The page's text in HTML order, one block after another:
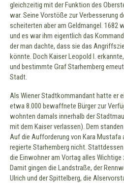
gleichzeitig mit der Funktion des
war. Seine Vorstöße zur Verbesserung
scheiterten aber am Geldmangel. 1682
und es war ihm eigentlich das
der man dachte, dass sie das
könnte. Doch Kaiser Leopold I.
und bestimmte Graf Starhemberg
Stadt.
Als Wiener Stadtkommandant hatte er
etwa 8.000 bewaffnete Bürger zur
wohnten damals innerhalb der
mit dem Kaiser verlassen). Dem
Auf die Aufforderung von Kara Mustafa
regierte Starhemberg nicht.
die Einwohner am Vortag alles
Damit gingen die Landstraße, der
Ulrich und der Spittelberg, die